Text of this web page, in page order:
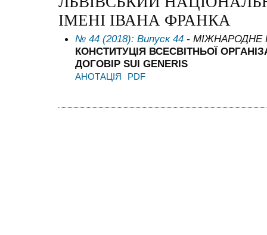
ІМЕНІ ІВАНА ФРАНКА
№ 44 (2018): Випуск 44 - МІЖНАРОДНЕ
КОНСТИТУЦІЯ ВСЕСВІТНЬОЇ
ДОГОВІР SUI GENERIS
АНОТАЦІЯ PDF